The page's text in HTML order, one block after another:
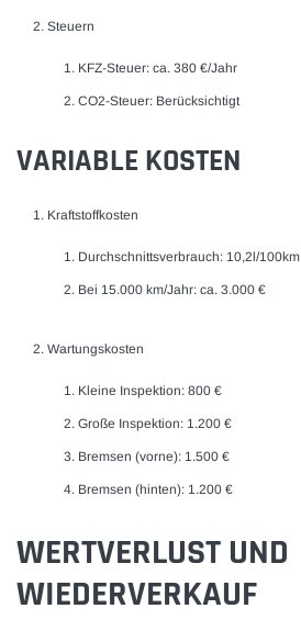
Steuern
KFZ-Steuer: ca. 380 €/Jahr
CO2-Steuer: Berücksichtigt
VARIABLE KOSTEN
Kraftstoffkosten
Durchschnittsverbrauch: 10,2l/100km
Bei 15.000 km/Jahr: ca. 3.000 €
Wartungskosten
Kleine Inspektion: 800 €
Große Inspektion: 1.200 €
Bremsen (vorne): 1.500 €
Bremsen (hinten): 1.200 €
WERTVERLUST UND
WIEDERVERKAUF